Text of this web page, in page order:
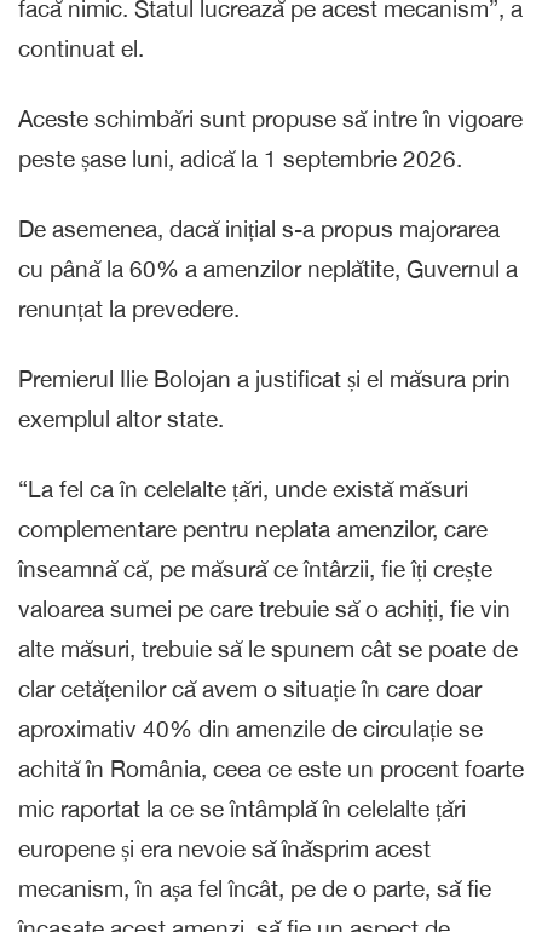
facă nimic. Statul lucrează pe acest mecanism”, a
continuat el.
Aceste schimbări sunt propuse să intre în vigoare
peste șase luni, adică la 1 septembrie 2026.
De asemenea, dacă inițial s-a propus majorarea
cu până la 60% a amenzilor neplătite, Guvernul a
renunțat la prevedere.
Premierul Ilie Bolojan a justificat și el măsura prin
exemplul altor state.
“La fel ca în celelalte țări, unde există măsuri
complementare pentru neplata amenzilor, care
înseamnă că, pe măsură ce întârzii, fie îți crește
valoarea sumei pe care trebuie să o achiți, fie vin
alte măsuri, trebuie să le spunem cât se poate de
clar cetățenilor că avem o situație în care doar
aproximativ 40% din amenzile de circulație se
achită în România, ceea ce este un procent foarte
mic raportat la ce se întâmplă în celelalte țări
europene și era nevoie să înăsprim acest
mecanism, în așa fel încât, pe de o parte, să fie